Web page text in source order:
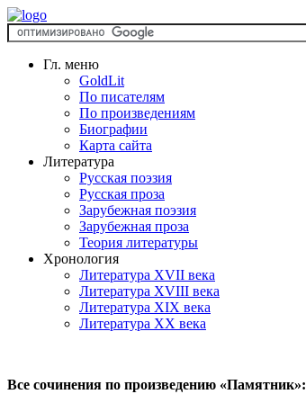
Гл. меню
GoldLit
По писателям
По произведениям
Биографии
Карта сайта
Литература
Русская поэзия
Русская проза
Зарубежная поэзия
Зарубежная проза
Теория литературы
Хронология
Литература XVII века
Литература XVIII века
Литература XIX века
Литература XX века
Все сочинения по произведению «Памятник»: